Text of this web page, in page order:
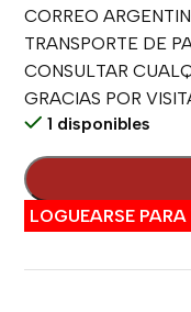
CORREO
TRANSPORTE DE
CONSULTAR
GRACIAS POR
1 disponibles
LOGUEARSE